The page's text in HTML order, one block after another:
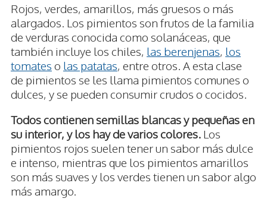
Rojos, verdes, amarillos, más gruesos o más
alargados. Los pimientos son frutos de la familia
de verduras conocida como solanáceas, que
también incluye los chiles, las berenjenas, los
tomates o las patatas, entre otros. A esta clase
de pimientos se les llama pimientos comunes o
dulces, y se pueden consumir crudos o cocidos.
Todos contienen semillas blancas y pequeñas en
su interior, y los hay de varios colores. Los
pimientos rojos suelen tener un sabor más dulce
e intenso, mientras que los pimientos amarillos
son más suaves y los verdes tienen un sabor algo
más amargo.